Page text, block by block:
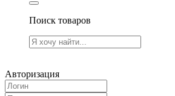
Поиск товаров
Авторизация